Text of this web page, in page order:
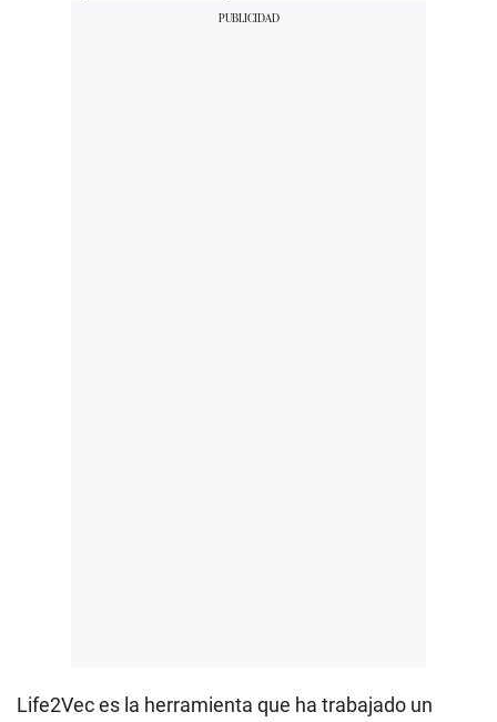
Life2Vec es la herramienta que ha trabajado un